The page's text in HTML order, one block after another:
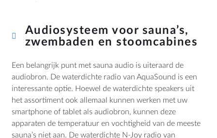
Audiosysteem voor sauna’s,
zwembaden en stoomcabines
Een belangrijk punt met sauna audio is uiteraard de
audiobron. De waterdichte radio van AquaSound is een
interessante optie. Hoewel de waterdichte speakers uit
het assortiment ook allemaal kunnen werken met uw
smartphone of tablet als audiobron, kunnen deze
apparaten de temperatuur en vochtigheid van de meeste
sauna’s niet aan. De waterdichte N-Joy radio van
HULP
Contact
Handleidingen
Prijslijsten en Brochures
Algemene Voorwaarden
Cookiebeleid
Herroeping